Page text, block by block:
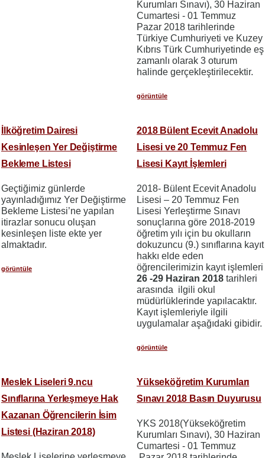
Kurumları Sınavı), 30 Haziran
Cumartesi - 01 Temmuz
Pazar 2018 tarihlerinde
Türkiye Cumhuriyeti ve Kuzey
Kıbrıs Türk Cumhuriyetinde eş
zamanlı olarak 3 oturum
halinde gerçekleştirilecektir.
görüntüle
İlköğretim Dairesi
Kesinleşen Yer Değiştirme
Bekleme Listesi
Geçtiğimiz günlerde
yayınladığımız Yer Değiştirme
Bekleme Listesi’ne yapılan
itirazlar sonucu oluşan
kesinleşen liste ekte yer
almaktadır.
görüntüle
2018 Bülent Ecevit Anadolu
Lisesi ve 20 Temmuz Fen
Lisesi Kayıt İşlemleri
2018- Bülent Ecevit Anadolu
Lisesi – 20 Temmuz Fen
Lisesi Yerleştirme Sınavı
sonuçlarına göre 2018-2019
öğretim yılı için bu okulların
dokuzuncu (9.) sınıflarına kayıt
hakkı elde eden
öğrencilerimizin kayıt işlemleri
26 -29 Haziran 2018 tarihleri
arasında ilgili okul
müdürlüklerinde yapılacaktır.
Kayıt işlemleriyle ilgili
uygulamalar aşağıdaki gibidir.
görüntüle
Meslek Liseleri 9.ncu
Sınıflarına Yerleşmeye Hak
Kazanan Öğrencilerin İsim
Listesi (Haziran 2018)
Yükseköğretim Kurumları
Sınavı 2018 Basın Duyurusu
YKS 2018(Yükseköğretim
Kurumları Sınavı), 30 Haziran
Cumartesi - 01 Temmuz